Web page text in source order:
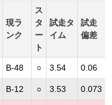
現ラ
ンク
ス
タ
ー
ト
試走タ
イム
試走
偏差
B-48 ○ 3.54 0.06
B-12 ○ 3.53 0.073